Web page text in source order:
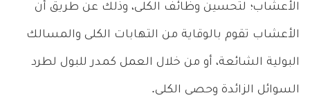
الأعشاب؛ لتحسين وظائف الكلى، وذلك عن طريق أن
الأعشاب تقوم بالوقاية من التهابات الكلى والمسالك
البولية الشائعة، أو من خلال العمل كمدر للبول لطرد
السوائل الزائدة وحصى الكلى.